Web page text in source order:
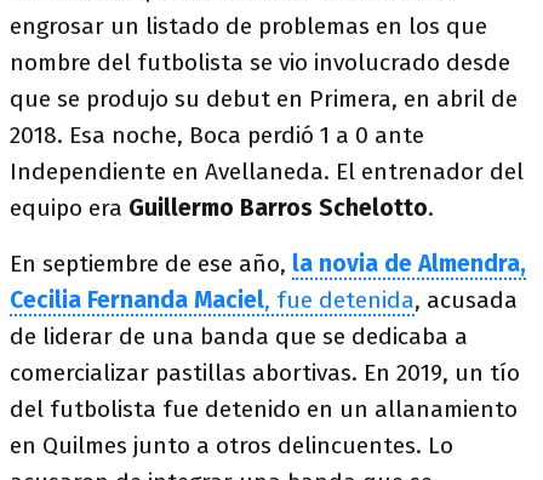
engrosar un listado de problemas en los que
nombre del futbolista se vio involucrado desde
que se produjo su debut en Primera, en abril de
2018. Esa noche, Boca perdió 1 a 0 ante
Independiente en Avellaneda. El entrenador del
equipo era Guillermo Barros Schelotto.
En septiembre de ese año, la novia de Almendra,
Cecilia Fernanda Maciel, fue detenida, acusada
de liderar de una banda que se dedicaba a
comercializar pastillas abortivas. En 2019, un tío
del futbolista fue detenido en un allanamiento
en Quilmes junto a otros delincuentes. Lo